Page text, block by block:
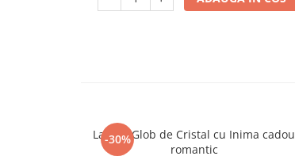
-30%
Lampa Glob de Cristal cu Inima cadou
romantic